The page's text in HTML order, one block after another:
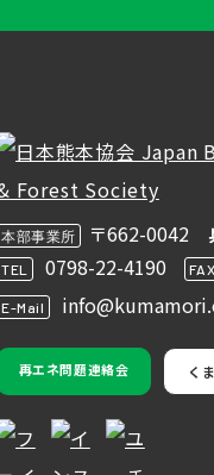
本部事業所 〒662-0042
TEL 0798-22-4190 FAX
E-Mail
再エネ問題連絡会 く